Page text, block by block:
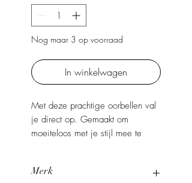
Nog maar 3 op voorraad
In winkelwagen
Met deze prachtige oorbellen val
je direct op. Gemaakt om
moeiteloos met je stijl mee te
verfijnde, luxe touch. Licht van
Merk